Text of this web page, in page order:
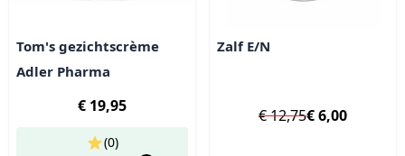
Tom's gezichtscrème
Adler Pharma
€ 19,95
(0)
Zalf E/N
€ 6,00
€ 12,75